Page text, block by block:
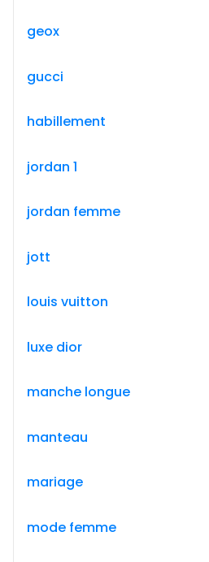
geox
gucci
habillement
jordan 1
jordan femme
jott
louis vuitton
luxe dior
manche longue
manteau
mariage
mode femme